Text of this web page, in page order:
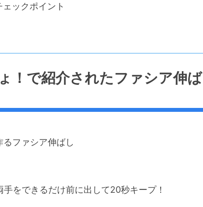
ックポイント
！で紹介されたファシア伸ば
ファシア伸ばし
をできるだけ前に出して20秒キープ！